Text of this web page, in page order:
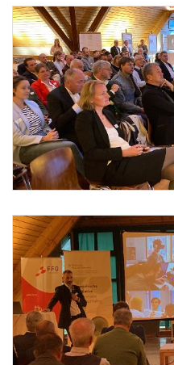
Foto 3: Barbara Aschauer
Foto 4: Barbara Aschauer